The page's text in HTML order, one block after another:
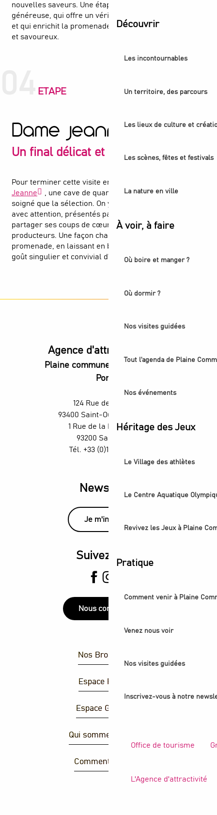
Découvrir
Les incontournables
Un territoire, des parcours
Les lieux de culture et
Les scènes, fêtes et festivals
La nature en ville
À voir, à faire
Où boire et manger ?
Où dormir ?
Nos visites guidées
Tout l'agenda de Plaine
Nos événements
Héritage des Jeux
Le Village des athlètes
Le Centre Aquatique
Revivez les Jeux à Plaine
Pratique
Comment venir à Plaine
Venez nous voir
Nos visites guidées
Inscrivez-vous à notre
Office de tourisme
L'Agence d'attractivité
nouvelles saveurs. Une étape gourmande et
généreuse, qui offre un véritable moment de partage
et qui enrichit la promenade d’un parfum authentique
et savoureux.
ETAPE
Dame Jeanne
Un final délicat et généreux
Pour terminer cette visite en beauté, direction
Jeanne
, une cave de quartier où l’accueil est aussi
soigné que la sélection. On y découvre des vins choisis
avec attention, présentés par un passionné qui aime
partager ses coups de cœur et raconter l’histoire des
producteurs. Une façon chaleureuse de conclure la
promenade, en laissant en bouche et en mémoire, le
goût singulier et convivial d’Aubervilliers.
Agence d'attractivité POP
Plaine commune vous Ouvre ses
Portes
124 Rue des Rosiers,
93400 Saint-Ouen-sur-Seine
1 Rue de la République,
93200 Saint-Denis
Tél. +33 (0)1 55 870 870
Newsletter
Je m'inscris
Suivez-nous
Nous contacter
Nos Brochures
Espace Presse
Espace Groupes
Qui sommes-nous ?
Comment venir ?